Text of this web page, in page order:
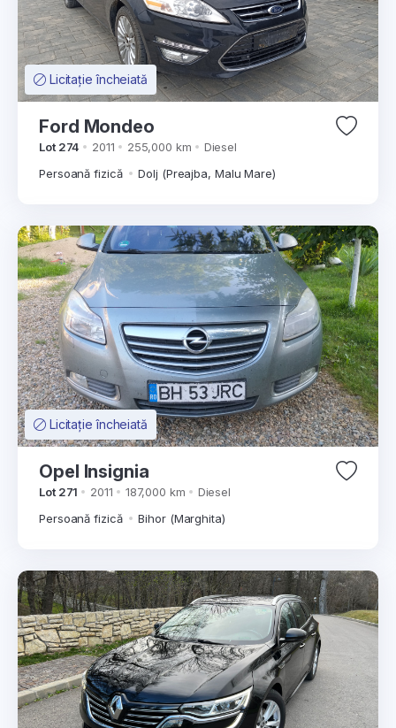
Licitație încheiată
Ford Mondeo
Lot 274 2011 255,000 km
Diesel
Persoană fizică
Dolj (Preajba, Malu Mare)
Licitație încheiată
Opel Insignia
Lot 271 2011 187,000 km
Diesel
Persoană fizică
Bihor (Marghita)